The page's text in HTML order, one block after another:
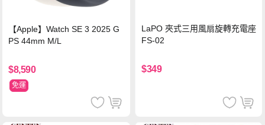
【Apple】Watch SE 3 2025 G
PS 44mm M/L
$8,590
免運
LaPO 夾式三用風扇旋轉充電座
FS-02
$349